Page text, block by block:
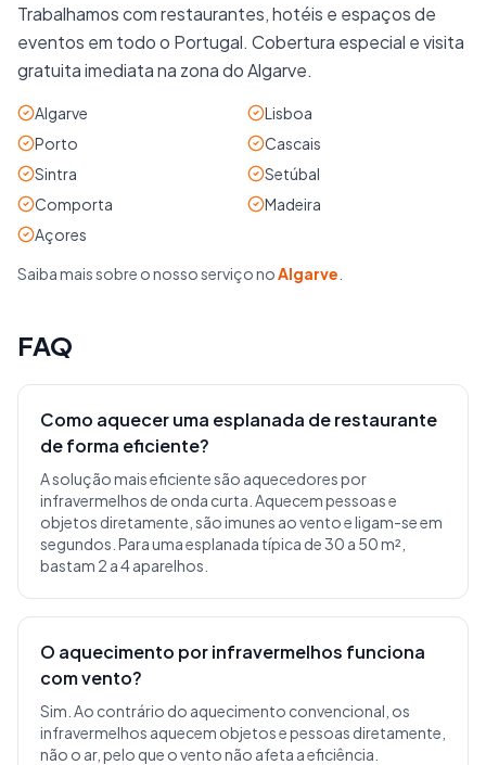
Trabalhamos com restaurantes, hotéis e espaços de
eventos em todo o Portugal. Cobertura especial e visita
gratuita imediata na zona do Algarve.
Algarve
Lisboa
Porto
Cascais
Sintra
Setúbal
Comporta
Madeira
Açores
Saiba mais sobre o nosso serviço noAlgarve
FAQ
Como aquecer uma esplanada de restaurante
de forma eficiente?
A solução mais eficiente são aquecedores por
infravermelhos de onda curta. Aquecem pessoas e
objetos diretamente, são imunes ao vento e ligam-se em
segundos. Para uma esplanada típica de 30 a 50 m²,
bastam 2 a 4 aparelhos.
O aquecimento por infravermelhos funciona
com vento?
Sim. Ao contrário do aquecimento convencional, os
infravermelhos aquecem objetos e pessoas diretamente,
não o ar, pelo que o vento não afeta a eficiência.